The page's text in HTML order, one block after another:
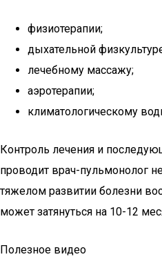
физиотерапии;
дыхательной
лечебному массажу;
аэротерапии;
климатологическому
Контроль лечения и
проводит врач-пульмонолог
тяжелом развитии болезни
может затянуться на 10-12
Полезное видео